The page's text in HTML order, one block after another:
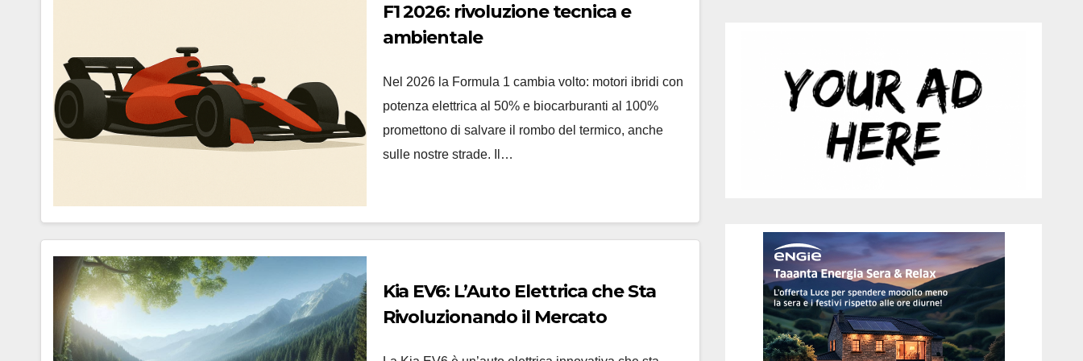
F1 2026: rivoluzione tecnica e
ambientale
Nel 2026 la Formula 1 cambia volto: motori ibridi con
potenza elettrica al 50% e biocarburanti al 100%
promettono di salvare il rombo del termico, anche
sulle nostre strade. Il…
Kia EV6: L’Auto Elettrica che Sta
Rivoluzionando il Mercato